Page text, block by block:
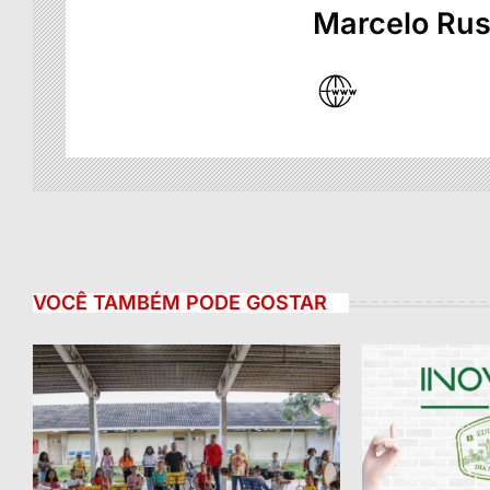
Marcelo
VOCÊ TAMBÉM PODE GOSTAR